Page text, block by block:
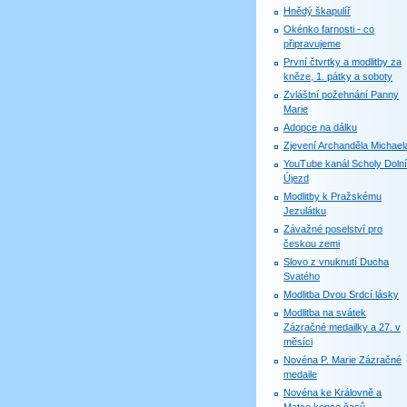
Hnědý škapulíř
Okénko farnosti - co
připravujeme
První čtvrtky a modlitby za
kněze, 1. pátky a soboty
Zvláštní požehnání Panny
Marie
Adopce na dálku
Zjevení Archanděla
YouTube kanál Scholy Dolní
Újezd
Modlitby k Pražskému
Jezulátku
Závažné poselství pro
českou zemi
Slovo z vnuknutí Ducha
Svatého
Modlitba Dvou Srdcí lásky
Modlitba na svátek
Zázračné medailky a 27. v
měsíci
Novéna P. Marie Zázračné
medaile
Novéna ke Královně a